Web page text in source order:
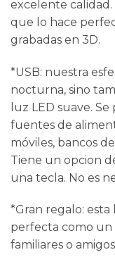
excelente
que lo hace
grabadas en 3D.
*USB: nuestra
nocturna, sino
luz LED suave.
fuentes de
móviles, bancos
Tiene un opcion
una tecla. No es
*Gran regalo:
perfecta como un
familiares o